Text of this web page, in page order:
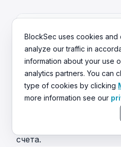
Статус
ОписаниеЭта проблема
позднее коммита-1.
является
вызвать её, чтобы
счета.
BlockSec uses cookies and
analyze our traffic in
information about your use
analytics partners. You can
type of cookies by clicking
more information see our